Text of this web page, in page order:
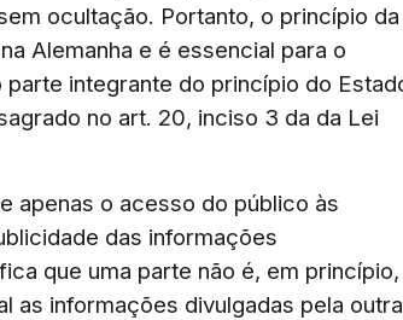
ocultação. Portanto, o princípio da
Alemanha e é essencial para o
integrante do princípio do
no art. 20, inciso 3 da da Lei
apenas o acesso do público às
das informações
que uma parte não é, em princípio,
as informações divulgadas pela outra